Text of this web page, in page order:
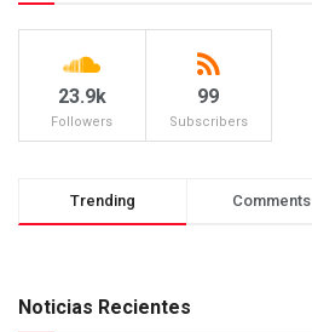
23.9k
Followers
99
Subscribers
Trending Comments
Noticias Recientes